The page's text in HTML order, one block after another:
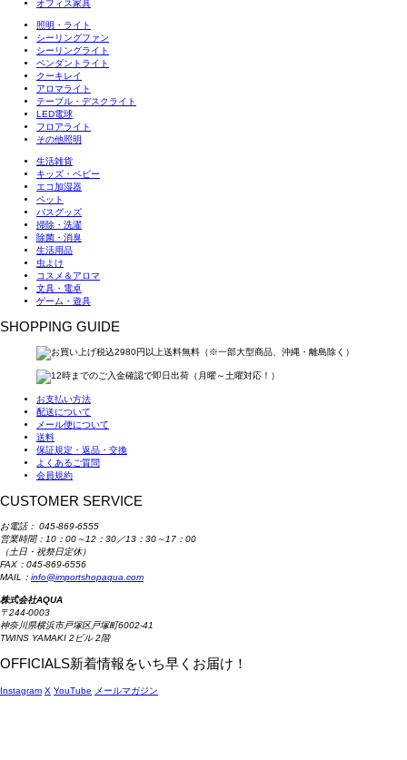
オフィス家具
照明・ライト
シーリングファン
シーリングライト
ペンダントライト
クーキレイ
アロマライト
テーブル・デスクライト
LED電球
フロアライト
その他照明
生活雑貨
キッズ・ベビー
エコ加湿器
ペット
バスグッズ
掃除・洗濯
除菌・消臭
生活用品
虫よけ
コスメ＆アロマ
文具・電卓
ゲーム・遊具
SHOPPING GUIDE
お支払い方法
配送について
メール便について
送料
保証規定・返品・交換
よくあるご質問
会員規約
CUSTOMER SERVICE
お電話： 045-869-6555
営業時間：10：00～12：30／13：30～17：00
（土日・祝祭日定休）
FAX：045-869-6556
MAIL： info@importshopaqua.com
株式会社AQUA
〒244-0003
神奈川県横浜市戸塚区戸塚町6002-41
TWINS YAMAKI 2ビル 2階
OFFICIALS新着情報をいち早くお届け！
Instagram X YouTube メールマガジン